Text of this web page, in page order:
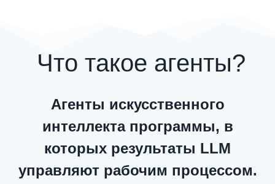
Что такое агенты?
Агенты искусственного
интеллекта программы, в
которых результаты LLM
управляют рабочим процессом.